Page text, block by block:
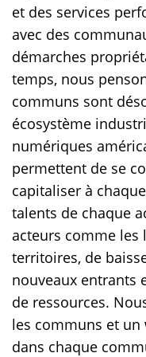
et des services
avec des
démarches
temps, nous
communs sont
écosystème
numériques
permettent de se
capitaliser à
talents de chaque
acteurs comme les
territoires, de
nouveaux entrants
de ressources.
les communs et un
dans chaque